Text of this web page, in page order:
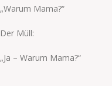
„Warum Mama?“
Der Müll:
„Ja – Warum Mama?“